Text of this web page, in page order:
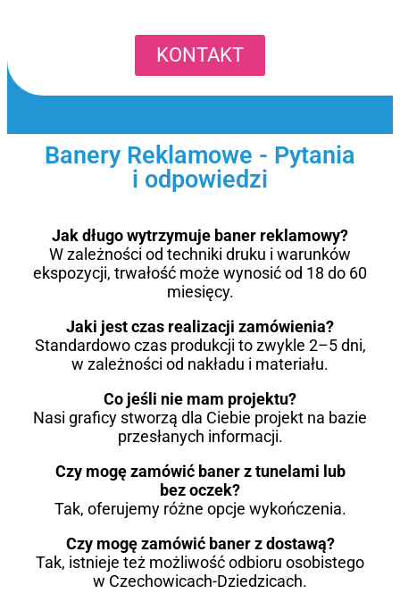
KONTAKT
Banery Reklamowe - Pytania
i odpowiedzi
Jak długo wytrzymuje baner reklamowy?
W zależności od techniki druku i warunków
ekspozycji, trwałość może wynosić od 18 do 60
miesięcy.
Jaki jest czas realizacji zamówienia?
Standardowo czas produkcji to zwykle 2–5 dni,
w zależności od nakładu i materiału.
Co jeśli nie mam projektu?
Nasi graficy stworzą dla Ciebie projekt na bazie
przesłanych informacji.
Czy mogę zamówić baner z tunelami lub
bez oczek?
Tak, oferujemy różne opcje wykończenia.
Czy mogę zamówić baner z dostawą?
Tak, istnieje też możliwość odbioru osobistego
w Czechowicach-Dziedzicach.